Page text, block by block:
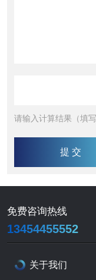
请输入计算结果（填
免费咨询热线
13454455552
关于我们